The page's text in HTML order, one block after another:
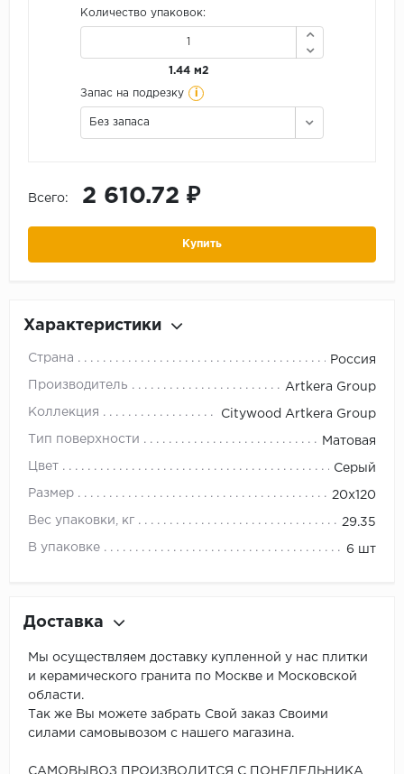
Количество упаковок:
1.44 м2
Запас на подрезку i
Без запаса
Всего: 2 610.72 ₽
Купить
Характеристики
Страна Россия
Производитель Artkera Group
Коллекция Citywood Artkera Group
Тип поверхности Матовая
Цвет Серый
Размер 20x120
Вес упаковки, кг 29.35
В упаковке 6 шт
Доставка
Мы осуществляем доставку купленной у нас плитки
и керамического гранита по Москве и Московской
области.
Так же Вы можете забрать Свой заказ Своими
силами самовывозом с нашего магазина.
САМОВЫВОЗ ПРОИЗВОДИТСЯ С ПОНЕДЕЛЬНИКА